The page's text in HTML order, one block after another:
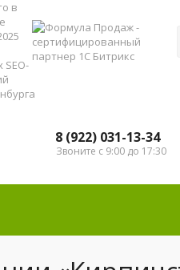
8 (922) 031-13-34
Звоните с 9:00 до 17:30